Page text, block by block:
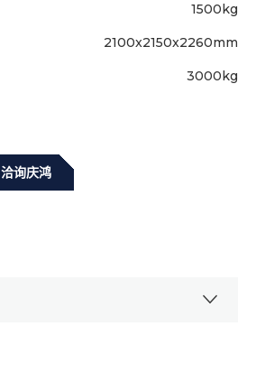
1500kg
2100x2150x2260mm
3000kg
洽询庆鸿